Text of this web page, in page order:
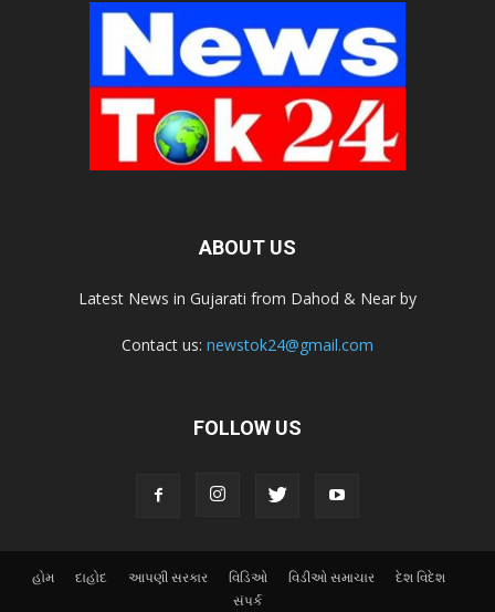
ABOUT US
Latest News in Gujarati from Dahod & Near by
Contact us: newstok24@gmail.com
FOLLOW US
હોમ દાહોદ આપણી સરકાર વિડિઓ વિડીઓ સમાચાર
દેશ વિદેશ
સંપર્ક